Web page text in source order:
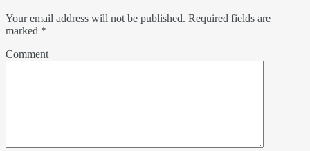
Your email address will not be published. Required fields are
marked *
Comment